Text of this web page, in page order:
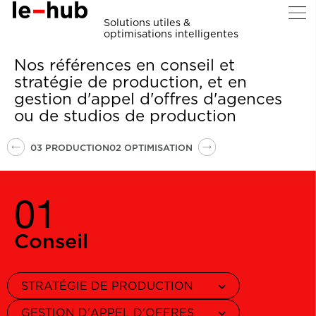
Solutions utiles &
optimisations intelligentes
Nos références en conseil et
stratégie de production, et en
gestion d'appel d'offres d'agences
ou de studios de production
03 PRODUCTION02 OPTIMISATION
01
Conseil
STRATÉGIE DE PRODUCTION
GESTION D'APPEL D'OFFRES